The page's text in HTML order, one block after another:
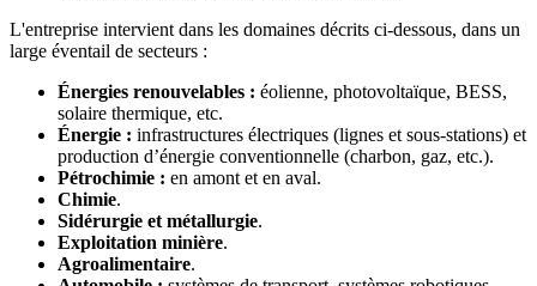
L'entreprise intervient dans les domaines décrits ci-dessous, dans un
large éventail de secteurs :
Énergies renouvelables : éolienne, photovoltaïque, BESS,
solaire thermique, etc.
Énergie : infrastructures électriques (lignes et sous-stations) et
production d’énergie conventionnelle (charbon, gaz, etc.).
Pétrochimie : en amont et en aval.
Chimie.
Sidérurgie et métallurgie.
Exploitation minière.
Agroalimentaire.